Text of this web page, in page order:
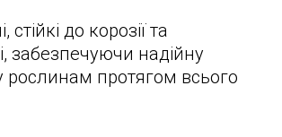
стійкі до корозії та
забезпечуючи надійну
рослинам протягом всього